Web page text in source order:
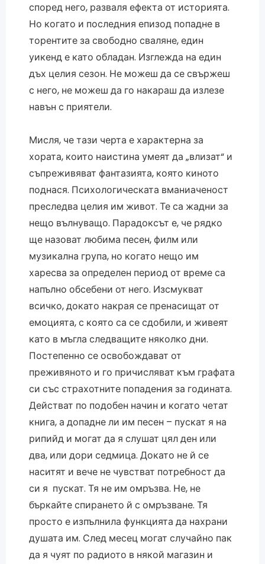
според него, разваля ефекта от историята.
Но когато и последния епизод попадне в
торентите за свободно сваляне, един
уикенд е като обладан. Изглежда на един
дъх целия сезон. Не можеш да се свържеш
с него, не можеш да го накараш да излезе
навън с приятели.
Мисля, че тази черта е характерна за
хората, които наистина умеят да „влизат“ и
съпреживяват фантазията, която киното
поднася. Психологическата вманиаченост
преследва целия им живот. Те са жадни за
нещо вълнуващо. Парадоксът е, че рядко
ще назоват любима песен, филм или
музикална група, но когато нещо им
харесва за определен период от време са
напълно обсебени от него. Изсмукват
всичко, докато накрая се пренасищат от
емоцията, с която са се сдобили, и живеят
като в мъгла следващите няколко дни.
Постепенно се освобождават от
преживяното и го причисляват към графата
си със страхотните попадения за годината.
Действат по подобен начин и когато четат
книга, а допадне ли им песен – пускат я на
рипийд и могат да я слушат цял ден или
два, или дори седмица. Докато не й се
наситят и вече не чувстват потребност да
си я пускат. Тя не им омръзва. Не, не
бъркайте спирането й с омръзване. Тя
просто е изпълнила функцията да нахрани
душата им. След месец могат случайно пак
да я чуят по радиото в някой магазин и